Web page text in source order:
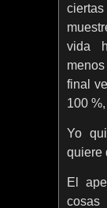
vida
final
100
Yo
quiere
El
cosas